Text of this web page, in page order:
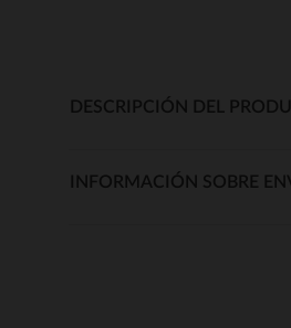
DESCRIPCIÓN DEL
INFORMACIÓN SOBRE